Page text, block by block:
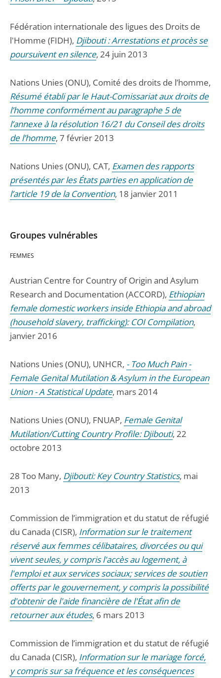
Fédération internationale des ligues des Droits de
l'Homme (FIDH), Djibouti : Arrestations et procès se
poursuivent en silence, 24 juin 2013
Nations Unies (ONU), Comité des droits de l’homme,
Résumé établi par le Haut-Comissariat aux droits de
l’homme conformément au paragraphe 5 de
l’annexe à la résolution 16/21 du Conseil des droits
de l’homme, 7 février 2013
Nations Unies (ONU), CAT, Examen des rapports
présentés par les États parties en application de
l’article 19 de la Convention, 18 janvier 2011
Groupes vulnérables
FEMMES
Austrian Centre for Country of Origin and Asylum
Research and Documentation (ACCORD), Ethiopian
female domestic workers inside Ethiopia and abroad
(household slavery, trafficking): COI Compilation,
janvier 2016
Nations Unies (ONU), UNHCR, - Too Much Pain -
Female Genital Mutilation & Asylum in the European
Union - A Statistical Update, mars 2014
Nations Unies (ONU), FNUAP, Female Genital
Mutilation/Cutting Country Profile: Djibouti, 22
octobre 2013
28 Too Many, Djibouti: Key Country Statistics, mai
2013
Commission de l’immigration et du statut de réfugié
du Canada (CISR), Information sur le traitement
réservé aux femmes célibataires, divorcées ou qui
vivent seules, y compris l'accès au logement, à
l'emploi et aux services sociaux; services de soutien
offerts par le gouvernement, y compris la possibilité
d'obtenir de l'aide financière de l'État afin de
retourner aux études, 6 mars 2013
Commission de l’immigration et du statut de réfugié
du Canada (CISR), Information sur le mariage forcé,
y compris sur sa fréquence et les conséquences